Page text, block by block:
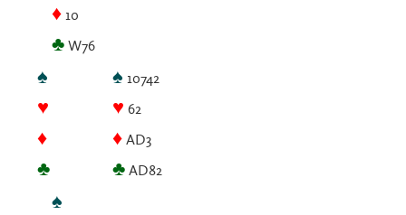
♦ 10
♣ W76
♠
♥
♦
♣
♠ 10742
♥ 62
♦ AD3
♣ AD82
♠